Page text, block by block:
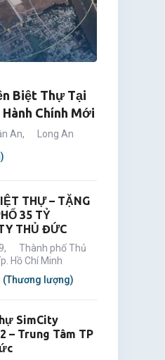
Biệt Thự Tại
Chính Mới
An, Long An
THỰ – TẶNG
35 TỶ
THỦ ĐỨC
,
Thành phố Thủ
Hồ Chí Minh
(Thương lượng)
SimCity
– Trung Tâm TP